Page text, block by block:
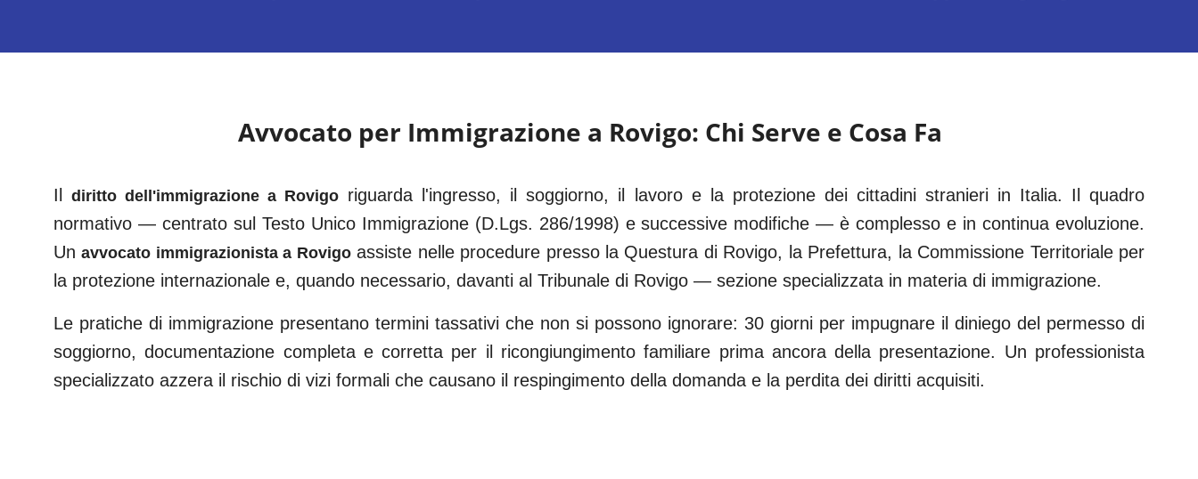
Avvocato per Immigrazione a Rovigo: Chi Serve e Cosa Fa
Il diritto dell'immigrazione a Rovigo riguarda l'ingresso, il soggiorno, il lavoro e la protezione dei cittadini stranieri in Italia. Il quadro
normativo — centrato sul Testo Unico Immigrazione (D.Lgs. 286/1998) e successive modifiche — è complesso e in continua evoluzione.
Un avvocato immigrazionista a Rovigo assiste nelle procedure presso la Questura di Rovigo, la Prefettura, la Commissione Territoriale per
la protezione internazionale e, quando necessario, davanti al Tribunale di Rovigo — sezione specializzata in materia di immigrazione.
Le pratiche di immigrazione presentano termini tassativi che non si possono ignorare: 30 giorni per impugnare il diniego del permesso di
soggiorno, documentazione completa e corretta per il ricongiungimento familiare prima ancora della presentazione. Un professionista
specializzato azzera il rischio di vizi formali che causano il respingimento della domanda e la perdita dei diritti acquisiti.